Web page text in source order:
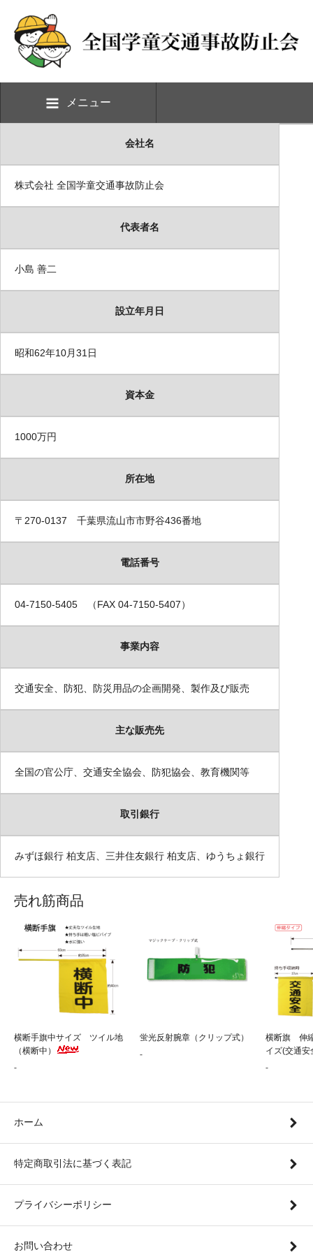
メニュー
会社名
株式会社 全国学童交通事故防止会
代表者名
小島 善二
設立年月日
昭和62年10月31日
資本金
1000万円
所在地
〒270-0137 千葉県流山市市野谷436番地
電話番号
04-7150-5405 （FAX 04-7150-5407）
事業内容
交通安全、防犯、防災用品の企画開発、製作及び販売
主な販売先
全国の官公庁、交通安全協会、防犯協会、教育機関等
取引銀行
みずほ銀行 柏支店、三井住友銀行 柏支店、ゆうちょ銀行
売れ筋商品
横断手旗中サイズ ツイル地
（横断中）
-
蛍光反射腕章（クリップ式）
-
横断旗 伸
イズ(交通安
-
ホーム
特定商取引法に基づく表記
プライバシーポリシー
お問い合わせ